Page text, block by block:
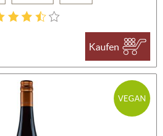
Kaufen
VEGAN